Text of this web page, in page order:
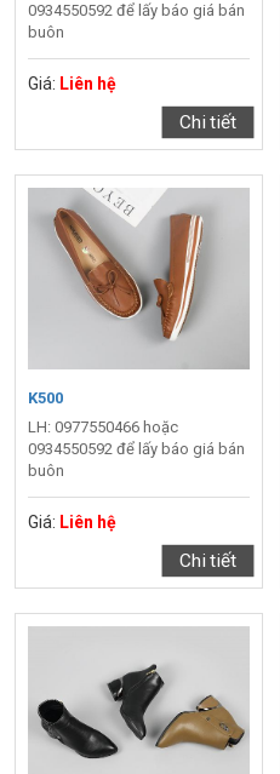
0934550592 để lấy báo giá bán
buôn
Giá: Liên hệ
Chi tiết
K500
LH: 0977550466 hoặc
0934550592 để lấy báo giá bán
buôn
Giá: Liên hệ
Chi tiết